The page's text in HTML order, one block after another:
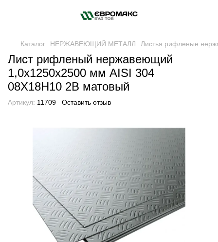
Каталог НЕРЖАВЕЮЩИЙ МЕТАЛЛ Листья рифленые
Лист рифленый нержавеющий
1,0x1250x2500 мм AISI 304
08Х18Н10 2B матовый
Артикул: 11709 Оставить отзыв